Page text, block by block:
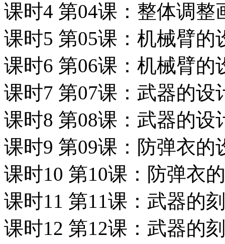
课时4 第04课：整体调整
课时5 第05课：机械臂的
课时6 第06课：机械臂的
课时7 第07课：武器的设
课时8 第08课：武器的设
课时9 第09课：防弹衣的
课时10 第10课：防弹衣
课时11 第11课：武器的
课时12 第12课：武器的